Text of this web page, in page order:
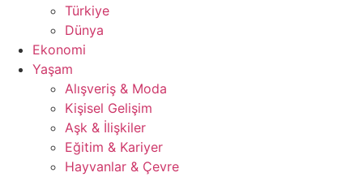
Türkiye
Dünya
Ekonomi
Yaşam
Alışveriş & Moda
Kişisel Gelişim
Aşk & İlişkiler
Eğitim & Kariyer
Hayvanlar & Çevre